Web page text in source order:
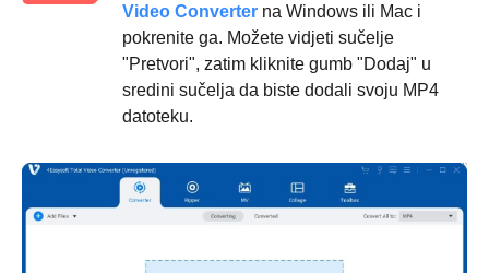
Video Converter na Windows ili Mac i
pokrenite ga. Možete vidjeti sučelje
"Pretvori", zatim kliknite gumb "Dodaj" u
sredini sučelja da biste dodali svoju MP4
datoteku.